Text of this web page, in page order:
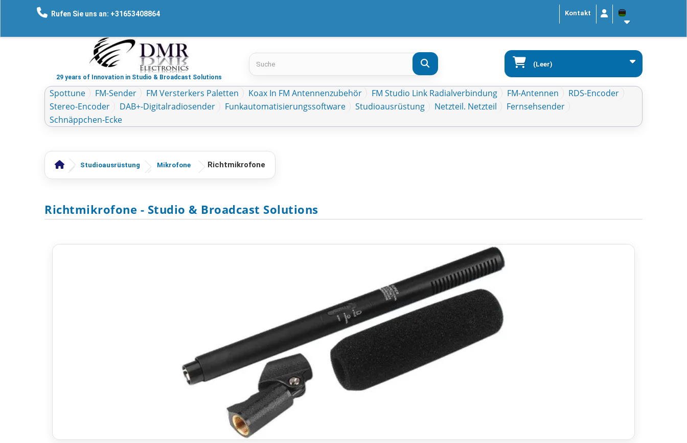
Kontakt
Rufen Sie uns an: +31653408864
29 years of Innovation in Studio & Broadcast Solutions
(Leer)
Spottune FM-Sender FM Versterkers Paletten Koax In FM Antennenzubehör FM Studio Link Radialverbindung FM-Antennen
RDS-Encoder
Stereo-Encoder
DAB+-Digitalradiosender Funkautomatisierungssoftware Studioausrüstung Netzteil. Netzteil
Fernsehsender
Schnäppchen-Ecke
Studioausrüstung Mikrofone Richtmikrofone
Richtmikrofone - Studio & Broadcast Solutions